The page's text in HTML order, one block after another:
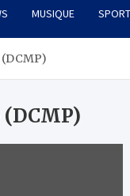
MUSIQUE SPORT